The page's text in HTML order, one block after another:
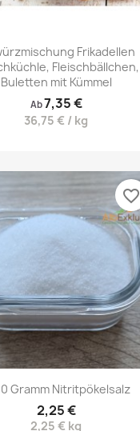
VorschauFrikadellen
Fleischbällchen,
Buletten mit Kümmel
Ab7,35 €
36,75 € / kg
Vorschau
Gramm Nitritpökelsalz
2,25 €
2,25 € kg
favorite_border